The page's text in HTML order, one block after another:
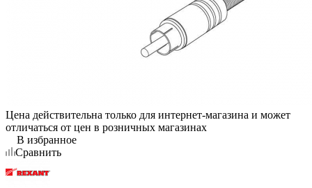
Цена действительна только для интернет-магазина и может
отличаться от цен в розничных магазинах
В избранное
Сравнить